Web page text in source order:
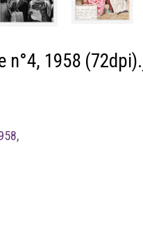
n°4, 1958